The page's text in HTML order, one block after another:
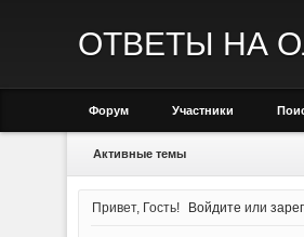
ОТВЕТЫ НА
Форум Участники
Активные темы
Привет, Гость! Войдите или